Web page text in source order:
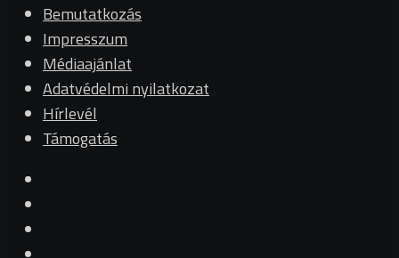
Bemutatkozás
Impresszum
Médiaajánlat
Adatvédelmi nyilatkozat
Hírlevél
Támogatás